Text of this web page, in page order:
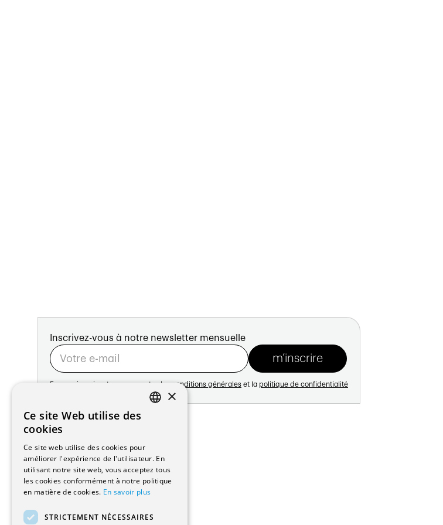
Inscrivez-vous à notre newsletter mensuelle
En vous inscrivant vous acceptez les conditions générales et la politique de confidentialité
Adresse:
Avenue de Longemalle 21
1020 Renens
Suisse
Contact:
Édition: +41 21 635 16 82
Plateforme: +41 21 631 10 50
info@architectes.ch
×
Ce site Web utilise des
cookies
Ce site web utilise des cookies pour
améliorer l'expérience de l'utilisateur. En
utilisant notre site web, vous acceptez tous
les cookies conformément à notre politique
en matière de cookies. En savoir plus
STRICTEMENT NÉCESSAIRES